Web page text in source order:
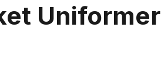
Uniformer